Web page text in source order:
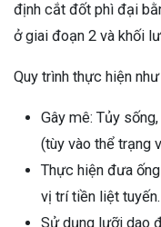
định cắt đốt phì đại
ở giai đoạn 2 và khối
Quy trình thực hiện như
Gây mê: Tủy
(tùy vào thể trạng
Thực hiện đưa
vị trí tiền liệt tuyến.
Sử dụng lưỡi dao